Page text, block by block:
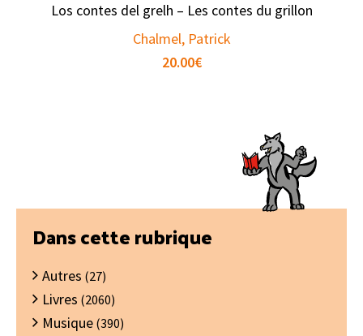
Los contes del grelh – Les contes du grillon
Chalmel, Patrick
20.00€
Barre
latérale
principale
Dans cette rubrique
Autres (27)
Livres (2060)
Musique (390)